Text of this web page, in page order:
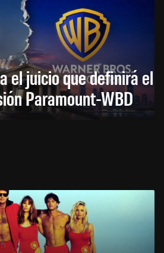
el juicio que definirá el
Paramount-WBD